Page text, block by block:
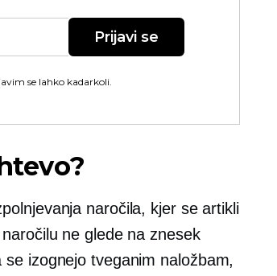
Prijavi se
se lahko kadarkoli.
naročila, kjer se artikli
ne glede na znesek
izognejo tveganim naložbam,